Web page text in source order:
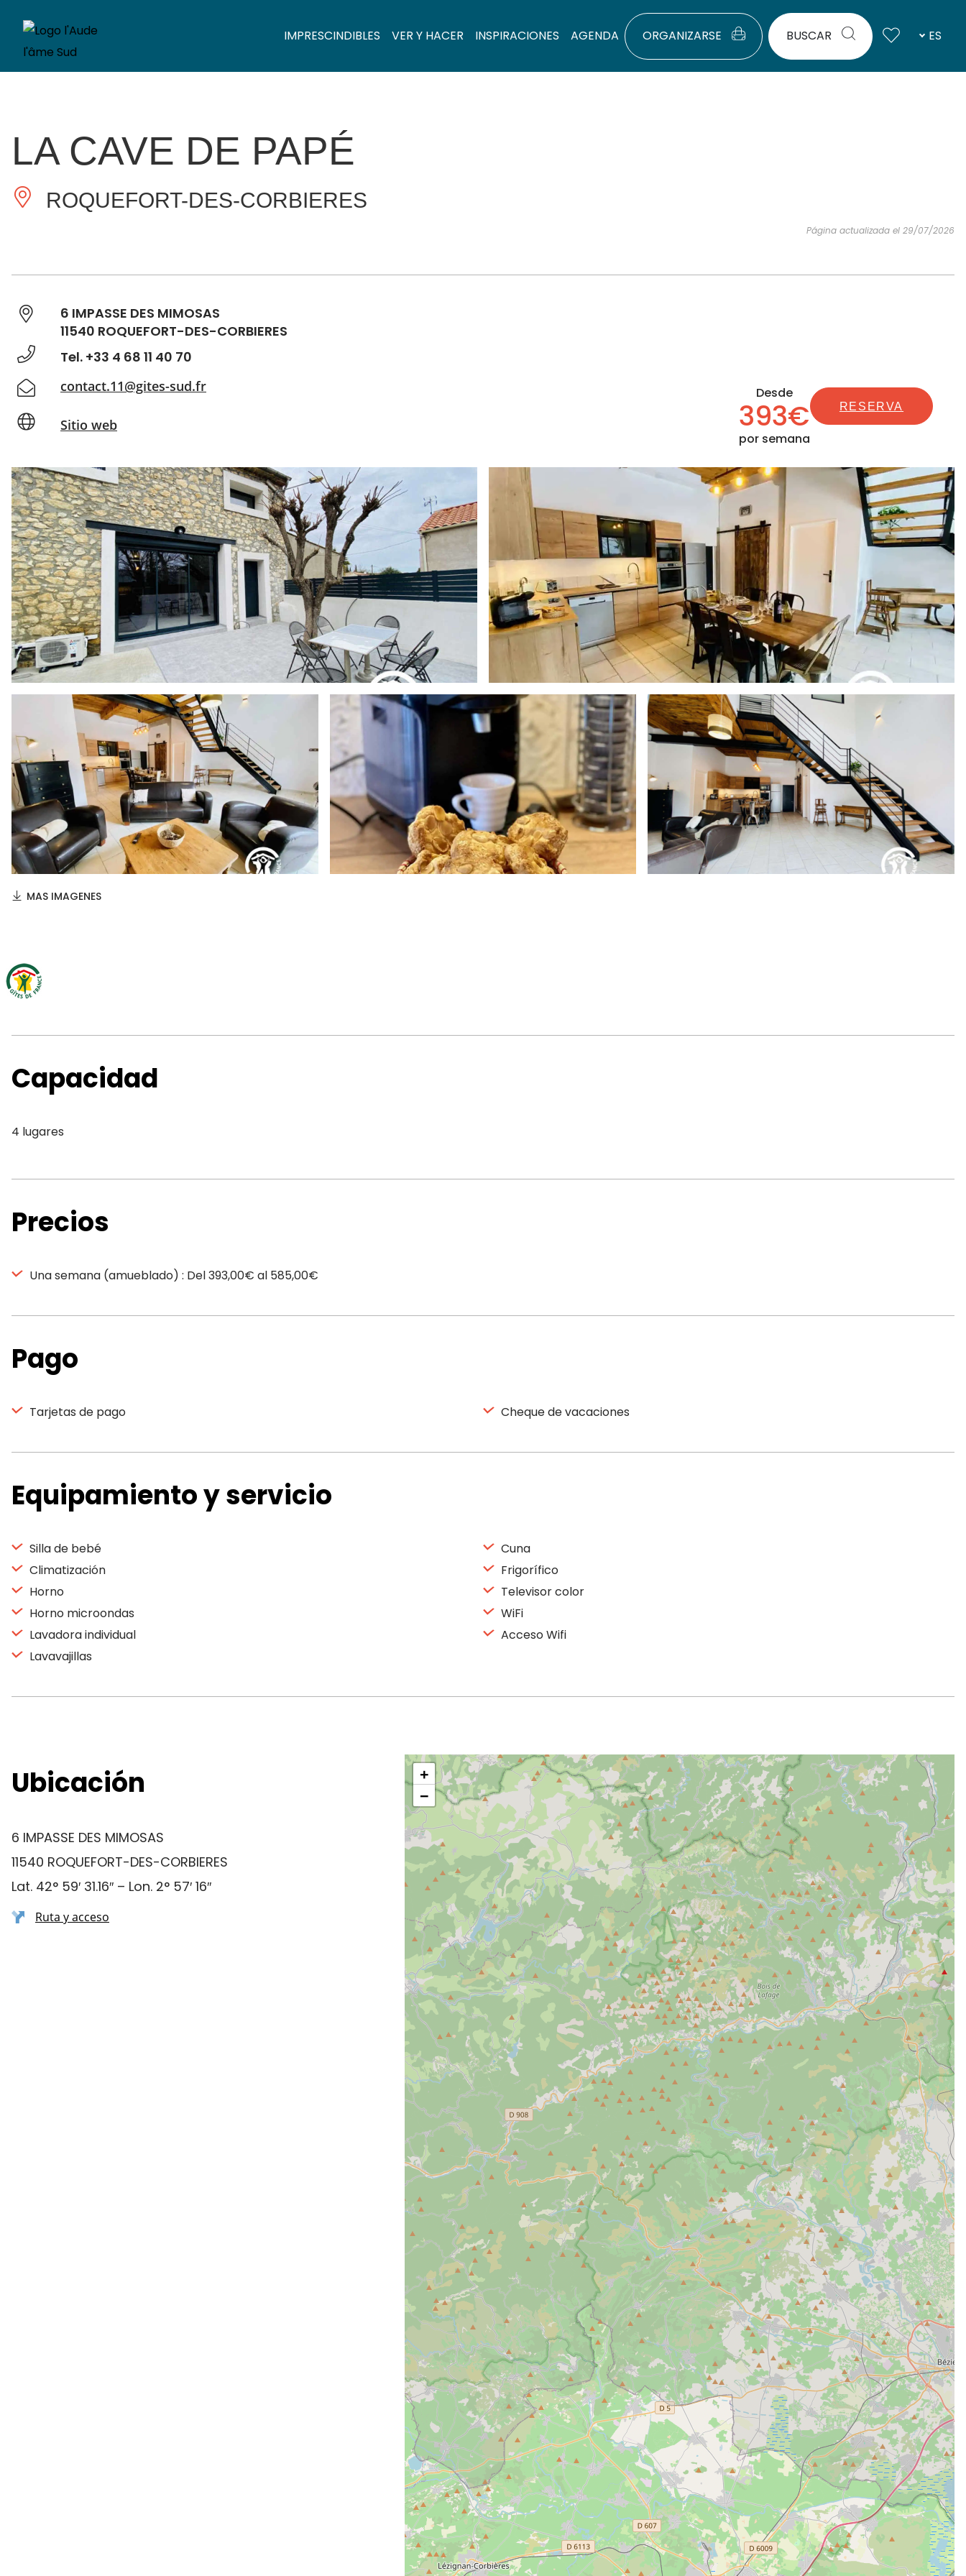
IMPRESCINDIBLES VER Y HACER INSPIRACIONES AGENDA ORGANIZARSE BUSCAR ES
LA CAVE DE PAPÉ
ROQUEFORT-DES-CORBIERES
Página actualizada el 29/07/2026
6 IMPASSE DES MIMOSAS
11540 ROQUEFORT-DES-CORBIERES
Tel. +33 4 68 11 40 70
contact.11@gites-sud.fr
Sitio web
Desde
393€
por semana
RESERVA
MAS IMAGENES
Capacidad
4 lugares
Precios
Una semana (amueblado) : Del 393,00€ al 585,00€
Pago
Tarjetas de pago Cheque de vacaciones
Equipamiento y servicio
Silla de bebé
Climatización
Horno
Horno microondas
Lavadora individual
Lavavajillas
Cuna
Frigorífico
Televisor color
WiFi
Acceso Wifi
Ubicación
6 IMPASSE DES MIMOSAS
11540 ROQUEFORT-DES-CORBIERES
Lat. 42° 59′ 31.16″ – Lon. 2° 57′ 16″
Ruta y acceso
+
−